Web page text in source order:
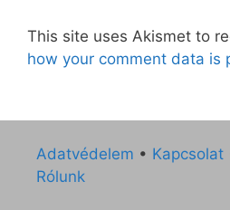
This site uses Akismet to
how your comment data is
Adatvédelem • Kapcsolat
Rólunk